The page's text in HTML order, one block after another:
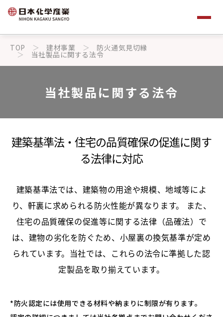
TOP 建材事業 防火通気見切縁
当社製品に関する法令
当社製品に関する法令
建築基準法・住宅の品質確保の促進に関す
る法律に対応
建築基準法では、建築物の用途や規模、地域等によ
り、軒裏に求められる防火性能が異なります。 また、
住宅の品質確保の促進等に関する法律（品確法）で
は、建物の劣化を防ぐため、小屋裏の換気基準が定め
られています。当社では、これらの法令に準拠した認
定製品を取り揃えています。
*防火認定には使用できる材料や納まりに制限が有ります。